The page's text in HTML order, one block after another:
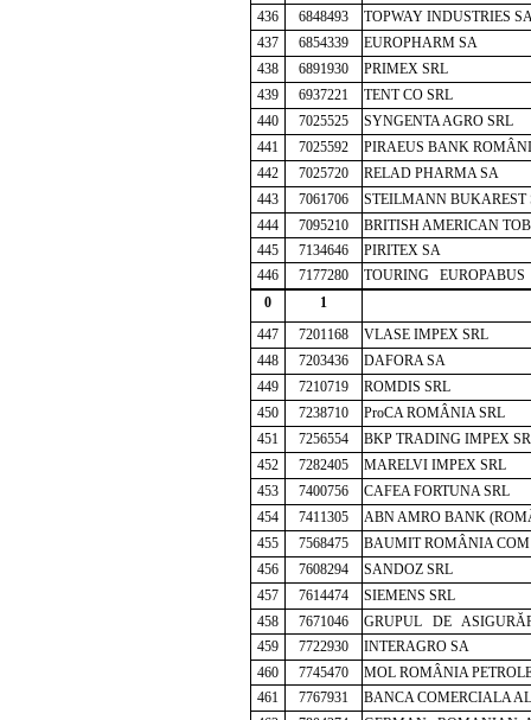
436
6848493
TOPWAY INDUSTRIES
437
6854339
EUROPHARM SA
438
6891930
PRIMEX SRL
439
6937221
TENT CO SRL
440
7025525
SYNGENTA AGRO SRL
441
7025592
PIRAEUS BANK
442
7025720
RELAD PHARMA SA
443
7061706
STEILMANN BUKAREST
444
7095210
BRITISH AMERICAN
445
7134646
PIRITEX SA
446
7177280
TOURING
0
1
447
7201168
VLASE IMPEX SRL
448
7203436
DAFORA SA
449
7210719
ROMDIS SRL
450
7238710
ProCA ROMÂNIA SRL
451
7256554
BKP TRADING IMPEX
452
7282405
MARELVI IMPEX SRL
453
7400756
CAFEA FORTUNA SRL
454
7411305
ABN AMRO BANK
455
7568475
BAUMIT ROMÂNIA COM
456
7608294
SANDOZ SRL
457
7614474
SIEMENS SRL
458
7671046
GRUPUL DE
459
7722930
INTERAGRO SA
460
7745470
MOL ROMÂNIA
461
7767931
BANCA COMERCIALA